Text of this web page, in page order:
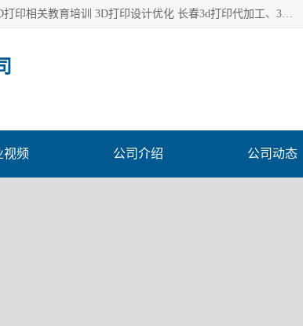
长春市东师青鸟科技有限公司从事3D打印代加工 3D打印设计服务 3D打印相关教育培训 3D打印设计优化 长春3d打印代加工、3D打印代加工及设计服务、3D打印相关教育培训、专利代理及优化、3D打印上下游技术服务，深耕工业设计、机械设计、3D打印多年年，拥有多项技术，辅助数十位客户完成自己的发明及实用新型专利。
视频 公司介绍 公司动态